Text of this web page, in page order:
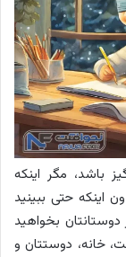
باشد، مگر اینکه
اینکه حتی ببینید
بخواهید
خانه، دوستتان و